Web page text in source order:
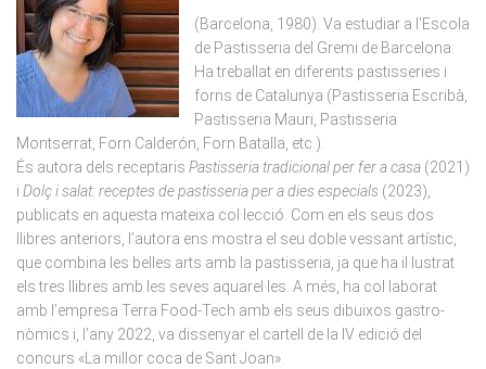
PREMIS
CONTACTE
(Barcelona, 1980). Va estudiar a l’Escola
de Pastisseria del Gremi de Barcelona.
Ha treballat en diferents pastisseries i
forns de Catalunya (Pastisseria Escribà,
Pastisseria Mauri, Pastisseria
Montserrat, Forn Calderón, Forn Batalla, etc.).
És autora dels receptaris Pastisseria tradicional per fer a casa (2021)
i Dolç i salat: receptes de pastisseria per a dies especials (2023),
publicats en aquesta mateixa col·lec­ció. Com en els seus dos
llibres anteriors, l’autora ens mostra el seu doble vessant artístic,
que combina les belles arts amb la pastisseria, ja que ha il·lustrat
els tres llibres amb les seves aquarel·les. A més, ha col·laborat
amb l’empresa Terra Food-Tech amb els seus dibuixos gastro­
nòmics i, l’any 2022, va dissenyar el cartell de la IV edició del
concurs «La millor coca de Sant Joan».